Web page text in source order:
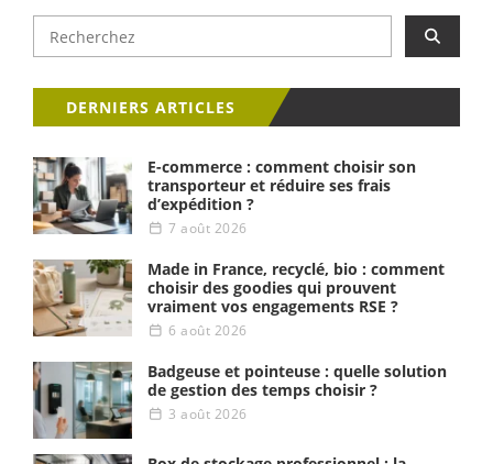
DERNIERS ARTICLES
E-commerce : comment choisir son
transporteur et réduire ses frais
d’expédition ?
7 août 2026
Made in France, recyclé, bio : comment
choisir des goodies qui prouvent
vraiment vos engagements RSE ?
6 août 2026
Badgeuse et pointeuse : quelle solution
de gestion des temps choisir ?
3 août 2026